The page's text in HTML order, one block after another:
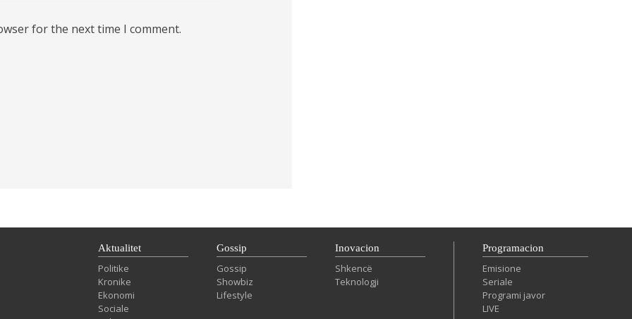
for the next time I comment.
Aktualitet
Politike
Kronike
Ekonomi
Sociale
Gossip
Gossip
Showbiz
Lifestyle
Inovacion
Shkencë
Teknologji
Programacion
Emisione
Seriale
Programi javor
LIVE